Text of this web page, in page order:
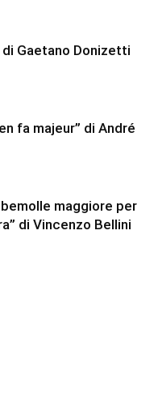
di Gaetano Donizetti
fa majeur” di André
maggiore per
di Vincenzo Bellini